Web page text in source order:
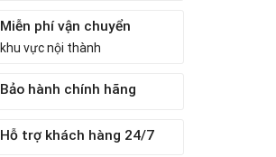
Miễn phí vận chuyển
khu vực nội thành
Bảo hành chính hãng
Hỗ trợ khách hàng 24/7